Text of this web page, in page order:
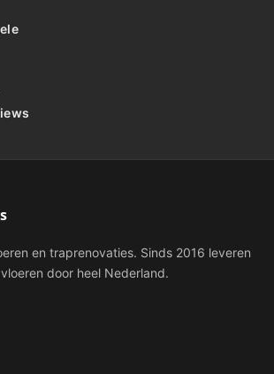
en traprenovaties. Sinds 2016 leveren
door heel Nederland.